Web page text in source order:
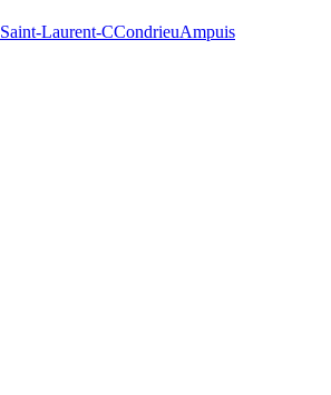
Saint-Laurent-CCondrieuAmpuis